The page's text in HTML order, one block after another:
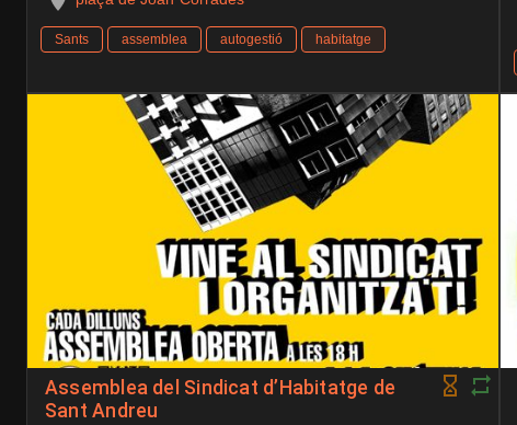
Sants assemblea autogestió habitatge
Assemblea del Sindicat d’Habitatge de
Sant Andreu